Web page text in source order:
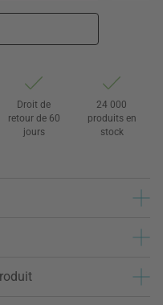
Droit de
retour de 60
jours
24 000
produits en
stock